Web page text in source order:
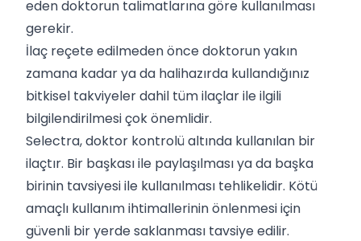
eden doktorun talimatlarına göre kullanılması
gerekir.
İlaç reçete edilmeden önce doktorun yakın
zamana kadar ya da halihazırda kullandığınız
bitkisel takviyeler dahil tüm ilaçlar ile ilgili
bilgilendirilmesi çok önemlidir.
Selectra, doktor kontrolü altında kullanılan bir
ilaçtır. Bir başkası ile paylaşılması ya da başka
birinin tavsiyesi ile kullanılması tehlikelidir. Kötü
amaçlı kullanım ihtimallerinin önlenmesi için
güvenli bir yerde saklanması tavsiye edilir.